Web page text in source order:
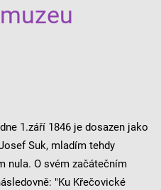
1.září 1846 je dosazen jako
Suk, mladím tehdy
nula. O svém začátečním
"Ku Křečovické